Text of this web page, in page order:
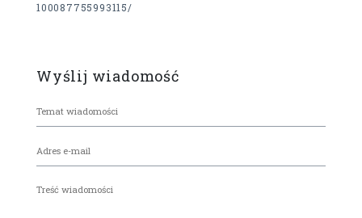
100087755993115/
Wyślij wiadomość